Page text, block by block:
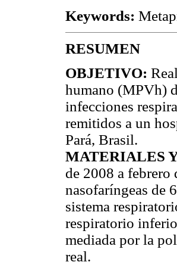
Keywords:
RESUMEN
OBJETIVO:
humano (MPVh)
infecciones
remitidos a un
Pará, Brasil.
MATERIALES
de 2008 a febrero
nasofaríngeas de
sistema
respiratorio
mediada por la
real.